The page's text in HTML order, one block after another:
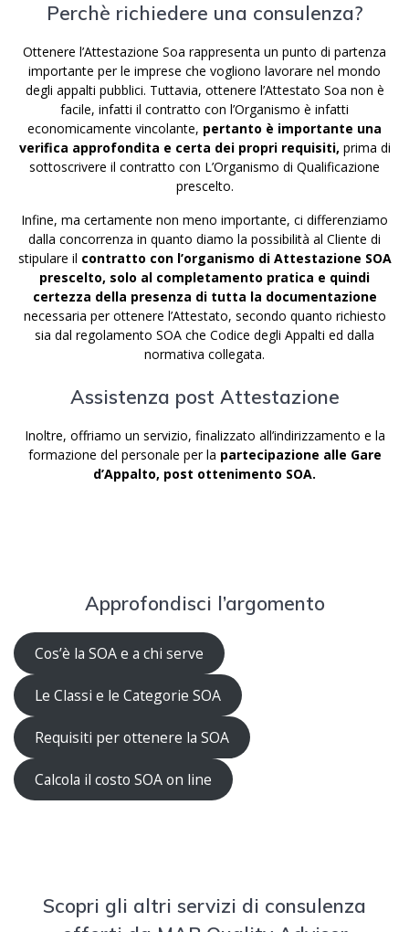
Perchè richiedere una consulenza?
Ottenere l’Attestazione Soa rappresenta un punto di partenza
importante per le imprese che vogliono lavorare nel mondo
degli appalti pubblici. Tuttavia, ottenere l’Attestato Soa non è
facile, infatti il contratto con l’Organismo è infatti
economicamente vincolante, pertanto è importante una
verifica approfondita e certa dei propri requisiti, prima di
sottoscrivere il contratto con L’Organismo di Qualificazione
prescelto.
Infine, ma certamente non meno importante, ci differenziamo
dalla concorrenza in quanto diamo la possibilità al Cliente di
stipulare il contratto con l’organismo di Attestazione SOA
prescelto, solo al completamento pratica e quindi
certezza della presenza di tutta la documentazione
necessaria per ottenere l’Attestato, secondo quanto richiesto
sia dal regolamento SOA che Codice degli Appalti ed dalla
normativa collegata.
Assistenza post Attestazione
Inoltre, offriamo un servizio, finalizzato all’indirizzamento e la
formazione del personale per la partecipazione alle Gare
d’Appalto, post ottenimento SOA.
Approfondisci l’argomento
Cos’è la SOA e a chi serve
Le Classi e le Categorie SOA
Requisiti per ottenere la SOA
Calcola il costo SOA on line
Scopri gli altri servizi di consulenza